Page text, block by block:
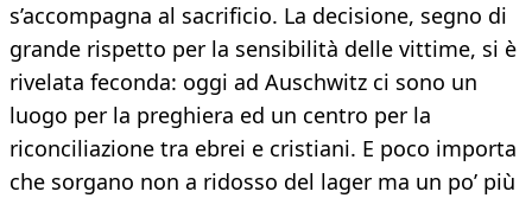
s’accompagna al sacrificio. La decisione, segno di
grande rispetto per la sensibilità delle vittime, si è
rivelata feconda: oggi ad Auschwitz ci sono un
luogo per la preghiera ed un centro per la
riconciliazione tra ebrei e cristiani. E poco importa
che sorgano non a ridosso del lager ma un po’ più